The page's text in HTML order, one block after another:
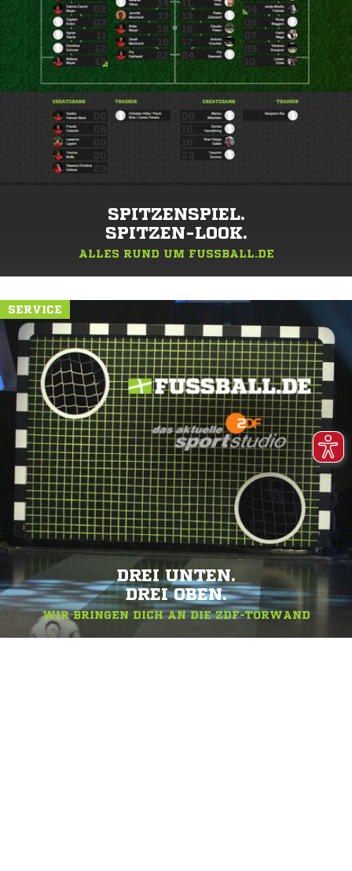
SPITZENSPIEL.
SPITZEN-LOOK.
ALLES RUND UM FUSSBALL.DE
SERVICE
DREI UNTEN.
DREI OBEN.
WIR BRINGEN DICH AN DIE ZDF-TORWAND